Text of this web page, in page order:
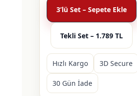
3’lü Set – Sepete Ekle
Tekli Set – 1.789 TL
Hızlı Kargo 3D Secure
30 Gün İade